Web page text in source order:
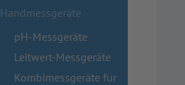
Handmessgeräte
pH-Messgeräte
Leitwert-Messgeräte
Kombimessgeräte für